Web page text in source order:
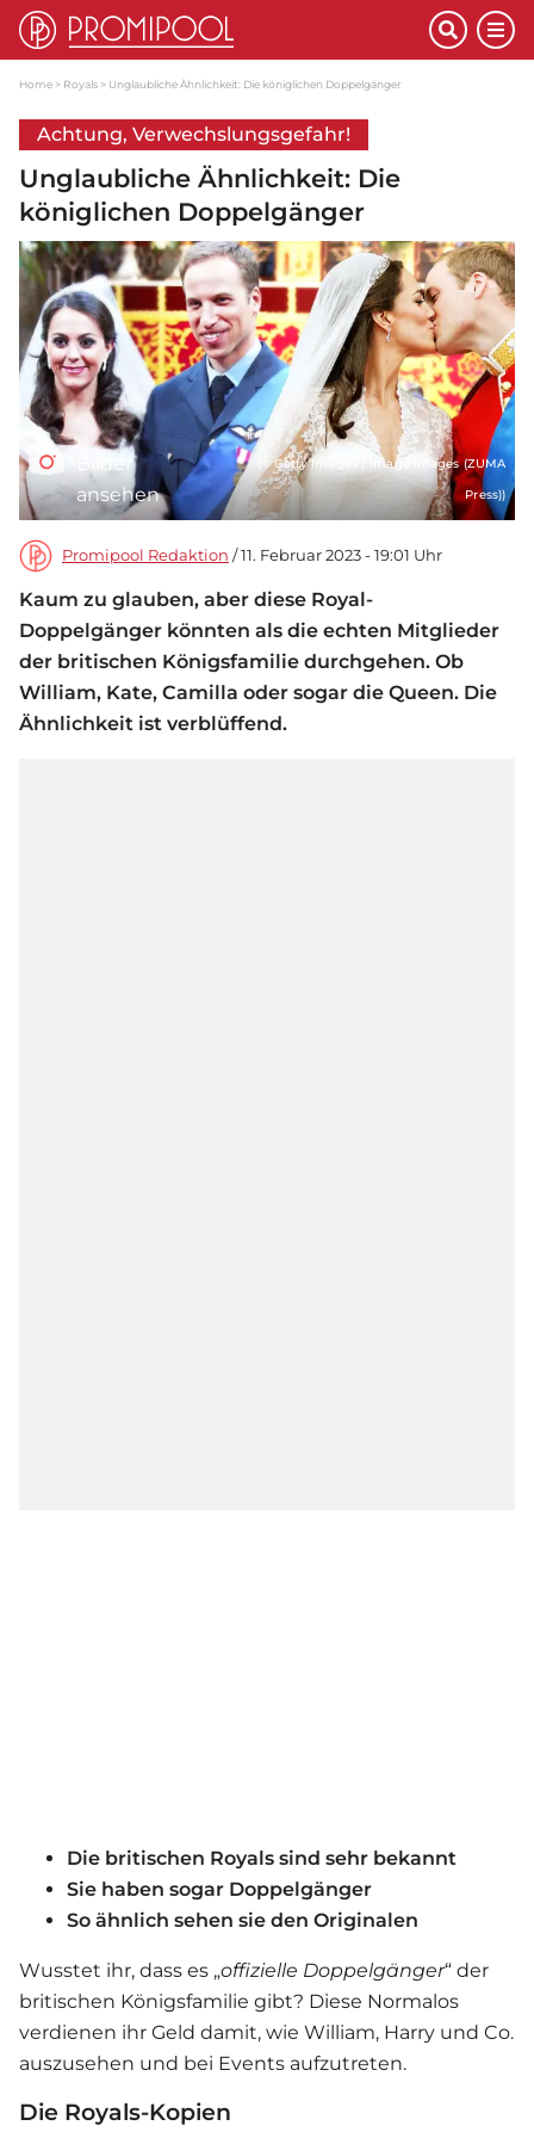
Home Royals Unglaubliche Ähnlichkeit: Die königlichen Doppelgänger
Achtung, Verwechslungsgefahr!
Unglaubliche Ähnlichkeit: Die
königlichen Doppelgänger
Bilder
ansehen
(© Getty Images / Imago Images (ZUMA
Press))
Promipool Redaktion / 11. Februar 2023 - 19:01 Uhr
Kaum zu glauben, aber diese Royal-
Doppelgänger könnten als die echten Mitglieder
der britischen Königsfamilie durchgehen. Ob
William, Kate, Camilla oder sogar die Queen. Die
Ähnlichkeit ist verblüffend.
Die britischen Royals sind sehr bekannt
Sie haben sogar Doppelgänger
So ähnlich sehen sie den Originalen
Wusstet ihr, dass es „offizielle Doppelgänger“ der
britischen Königsfamilie gibt? Diese Normalos
verdienen ihr Geld damit, wie William, Harry und Co.
auszusehen und bei Events aufzutreten.
Die Royals-Kopien